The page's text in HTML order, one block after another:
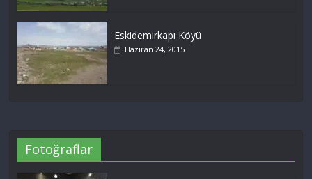
Eskidemirkapı Köyü
Haziran 24, 2015
Fotoğraflar